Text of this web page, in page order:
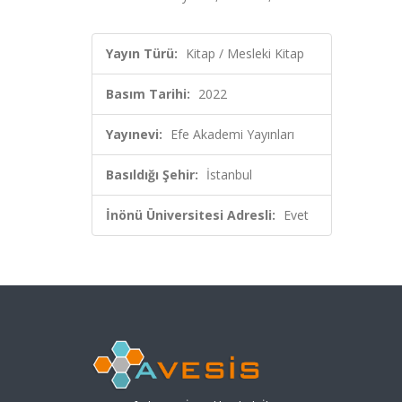
Yayın Türü: Kitap / Mesleki Kitap
Basım Tarihi: 2022
Yayınevi: Efe Akademi Yayınları
Basıldığı Şehir: İstanbul
İnönü Üniversitesi Adresli: Evet